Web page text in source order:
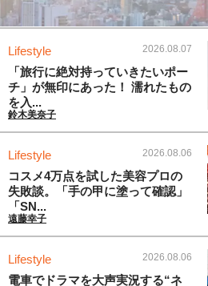
Lifestyle 2026.08.07
「旅行に絶対持っていきたいポー
チ」が無印にあった！ 濡れたもの
を入...
鈴木美奈子
Lifestyle 2026.08.06
コスメ4万点を試した美容プロの
失敗談。「手の甲に塗って確認」
「SN...
遠藤幸子
Lifestyle 2026.08.06
電車でドラマを大声実況する“ネ